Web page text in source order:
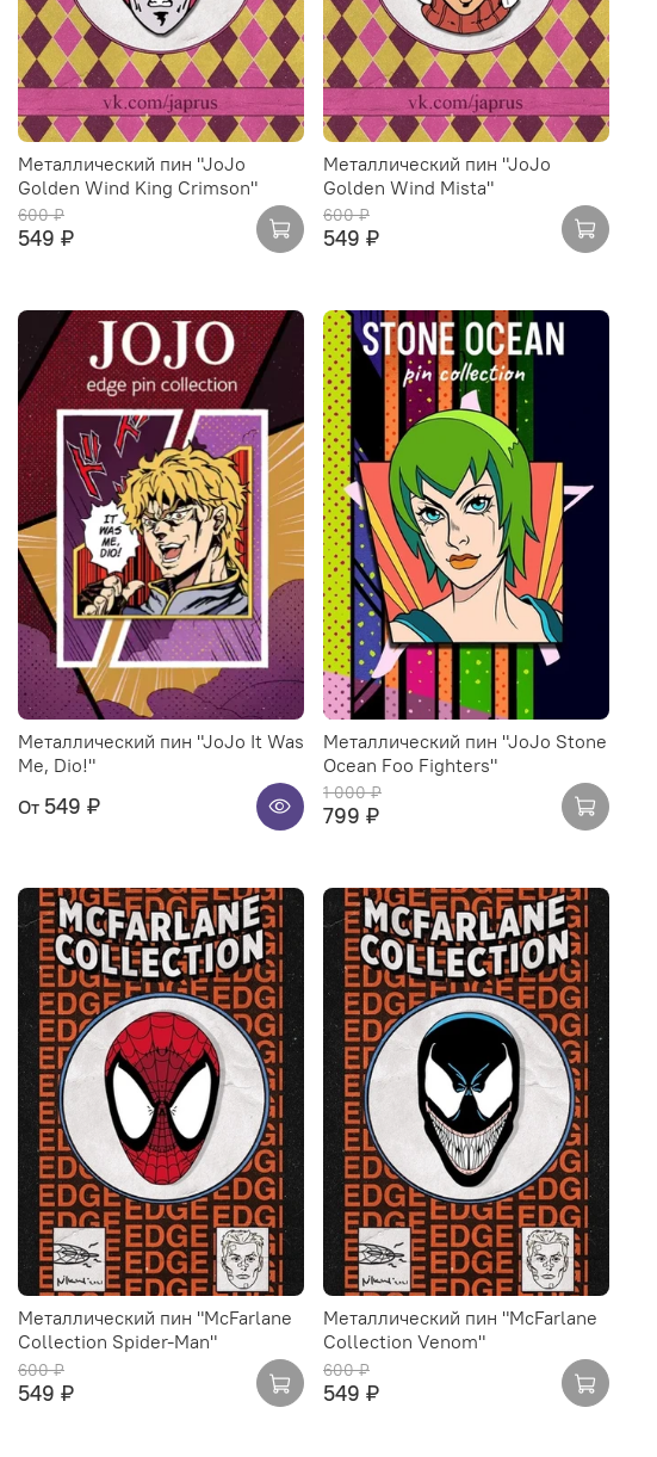
Металлический пин "JoJo
Golden Wind King Crimson"
600 ₽
549 ₽
Металлический пин "JoJo
Golden Wind Mista"
600 ₽
549 ₽
Металлический пин "JoJo It Was
Me, Dio!"
От 549 ₽
Металлический пин "JoJo Stone
Ocean Foo Fighters"
1 000 ₽
799 ₽
Металлический пин "McFarlane
Collection Spider-Man"
600 ₽
549 ₽
Металлический пин "McFarlane
Collection Venom"
600 ₽
549 ₽